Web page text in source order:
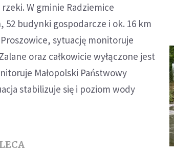
W gminie Radziemice
budynki gospodarcze i ok. 16 km
sytuację monitoruje
oraz całkowicie wyłączone jest
Małopolski Państwowy
stabilizuje się i poziom wody